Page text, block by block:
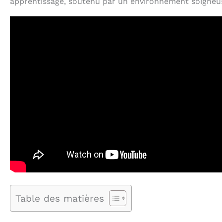
Table des matières